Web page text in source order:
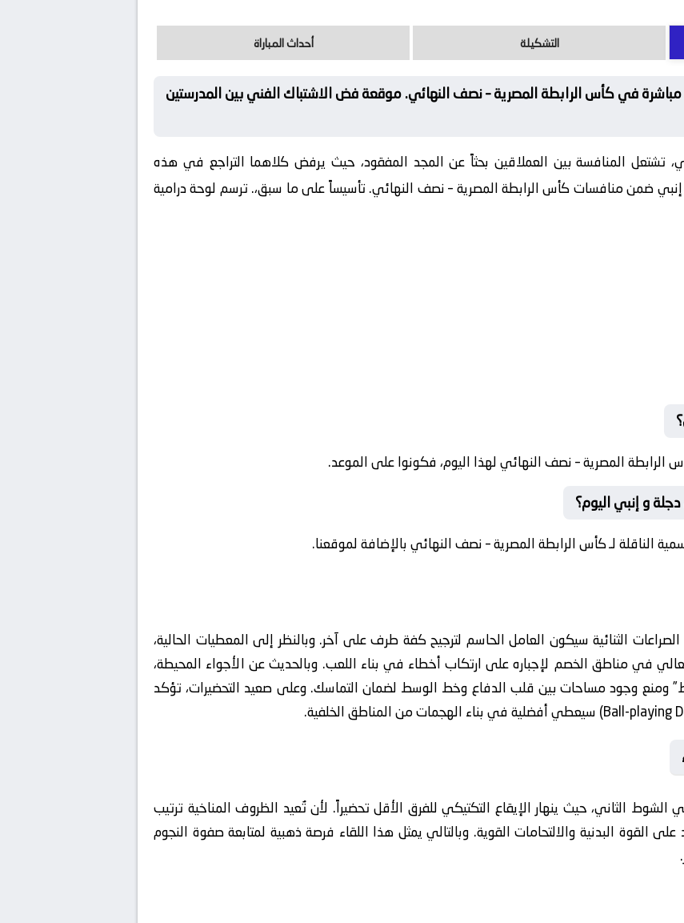
التشكيلة أحداث المباراة
في كأس الرابطة المصرية – نصف النهائي. موقعة فض الاشتباك الفني بين المدرستين
المنافسة بين العملاقين بحثاً عن المجد المفقود، حيث يرفض كلاهما التراجع في هذه
ضمن منافسات كأس الرابطة المصرية – نصف النهائي. تأسيساً على ما سبق،. ترسم لوحة درامية
المصرية – نصف النهائي لهذا اليوم، فكونوا على الموعد.
و إنبي اليوم؟
الناقلة لـ كأس الرابطة المصرية – نصف النهائي بالإضافة لموقعنا.
الثنائية سيكون العامل الحاسم لترجيح كفة طرف على آخر. وبالنظر إلى المعطيات الحالية،
في مناطق الخصم لإجباره على ارتكاب أخطاء في بناء اللعب. وبالحديث عن الأجواء المحيطة،
ومنع وجود مساحات بين قلب الدفاع وخط الوسط لضمان التماسك. وعلى صعيد التحضيرات، تؤكد
الشوط الثاني، حيث ينهار الإيقاع التكتيكي للفرق الأقل تحضيراً. لأن تُعيد الظروف المناخية ترتيب
القوة البدنية والالتحامات القوية. وبالتالي يمثل هذا اللقاء فرصة ذهبية لمتابعة صفوة النجوم